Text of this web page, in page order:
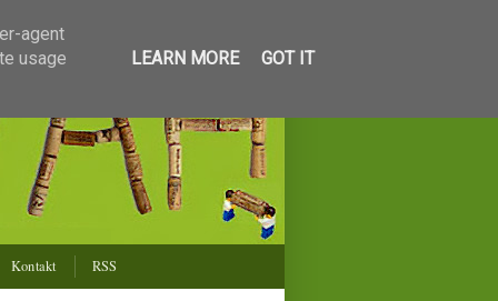
Kontakt RSS
agent
usage
LEARN MORE GOT IT